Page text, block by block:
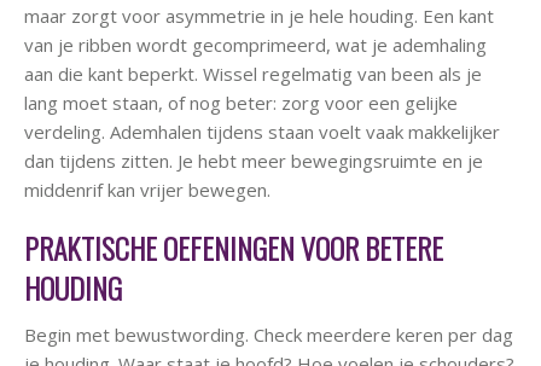
maar zorgt voor asymmetrie in je hele houding. Een kant
van je ribben wordt gecomprimeerd, wat je ademhaling
aan die kant beperkt. Wissel regelmatig van been als je
lang moet staan, of nog beter: zorg voor een gelijke
verdeling. Ademhalen tijdens staan voelt vaak makkelijker
dan tijdens zitten. Je hebt meer bewegingsruimte en je
middenrif kan vrijer bewegen.
PRAKTISCHE OEFENINGEN VOOR BETERE
HOUDING
Begin met bewustwording. Check meerdere keren per dag